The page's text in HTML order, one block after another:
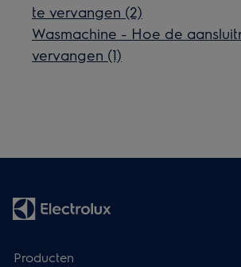
te vervangen (2)
Wasmachine - Hoe de
vervangen (1)
Producten